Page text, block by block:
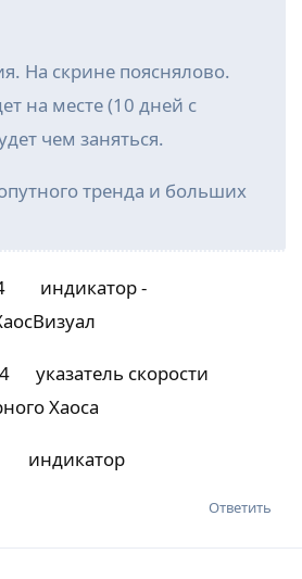
На скрине пояснялово.
на месте (10 дней с
чем заняться.
тренда и больших
индикатор -
указатель скорости
Хаоса
индикатор
Ответить